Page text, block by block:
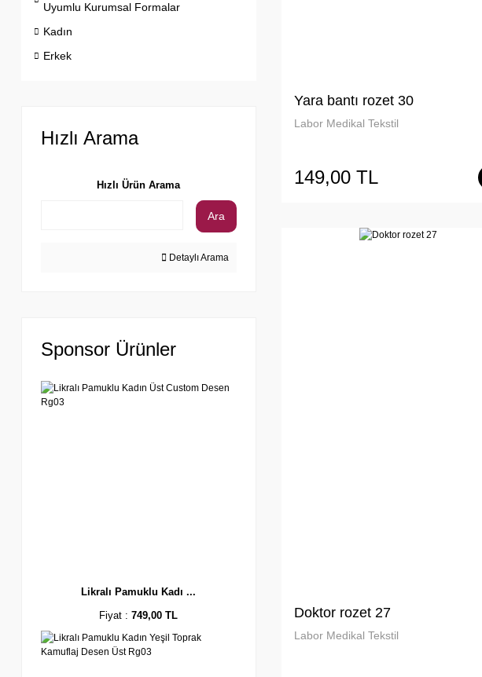
Uyumlu Kurumsal Formalar
Kadın
Erkek
Hızlı Arama
Hızlı Ürün Arama
Ara
Detaylı Arama
Sponsor Ürünler
Likralı Pamuklu Kadı ...
Fiyat :749,00 TL
Yara bantı rozet 30
Labor Medikal Tekstil
149,00 TL
Doktor rozet 27
Labor Medikal Tekstil